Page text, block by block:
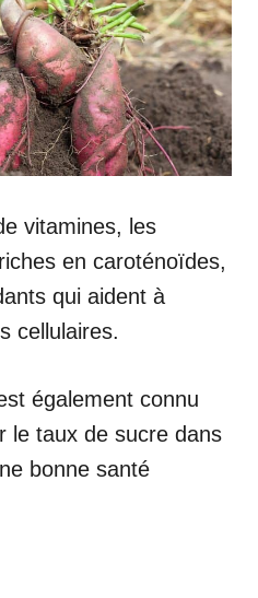
vitamines, les
en caroténoïdes,
qui aident à
cellulaires.
également connu
le taux de sucre dans
bonne santé